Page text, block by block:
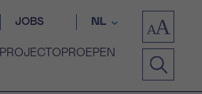
JOBS NL
PROJECTOPROEPEN